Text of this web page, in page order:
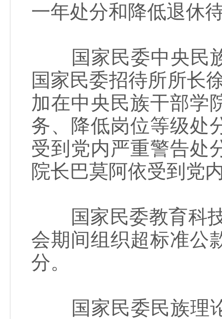
一年处分和降低退休
国家民委中央民族
国家民委招待所所长
加在中央民族干部学
务、降低岗位等级处
受到党内严重警告处
院长巴莫阿依受到党
国家民委教育科技
会期间组织超标准公
分。
国家民委民族理论